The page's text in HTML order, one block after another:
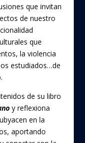
que invitan
de nuestro
que
la violencia
estudiados…de
de su libro
y reflexiona
en la
aportando